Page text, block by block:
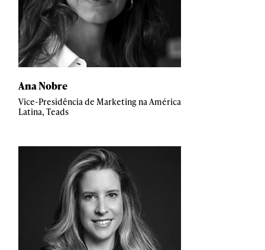
Ana Nobre
Vice-Presidência de Marketing na América
Latina, Teads